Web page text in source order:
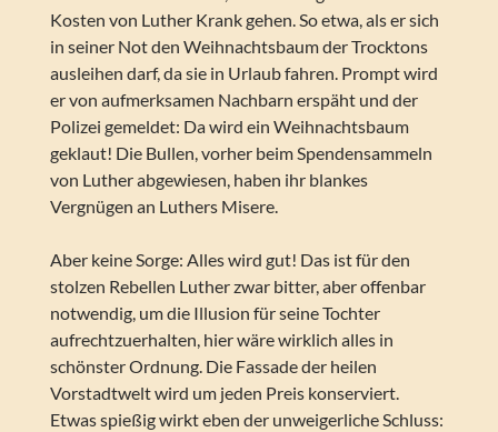
Kosten von Luther Krank gehen. So etwa, als er sich
in seiner Not den Weihnachtsbaum der Trocktons
ausleihen darf, da sie in Urlaub fahren. Prompt wird
er von aufmerksamen Nachbarn erspäht und der
Polizei gemeldet: Da wird ein Weihnachtsbaum
geklaut! Die Bullen, vorher beim Spendensammeln
von Luther abgewiesen, haben ihr blankes
Vergnügen an Luthers Misere.
Aber keine Sorge: Alles wird gut! Das ist für den
stolzen Rebellen Luther zwar bitter, aber offenbar
notwendig, um die Illusion für seine Tochter
aufrechtzuerhalten, hier wäre wirklich alles in
schönster Ordnung. Die Fassade der heilen
Vorstadtwelt wird um jeden Preis konserviert.
Etwas spießig wirkt eben der unweigerliche Schluss: